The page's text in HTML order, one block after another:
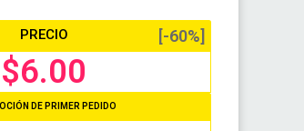
PRECIO [-60%]
$6.00
DE PRIMER PEDIDO